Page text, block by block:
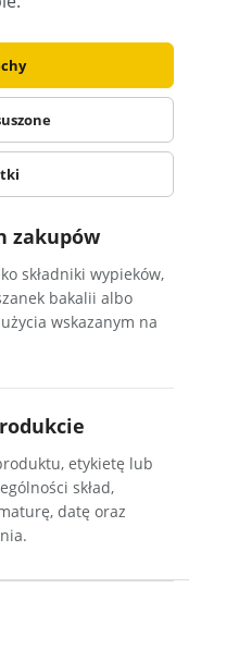
zakupów
składniki wypieków,
bakalii albo
wskazanym na
etykietę lub
skład,
datę oraz